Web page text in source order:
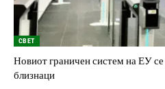
СВЕТ
Новиот граничен систем на ЕУ
близнаци